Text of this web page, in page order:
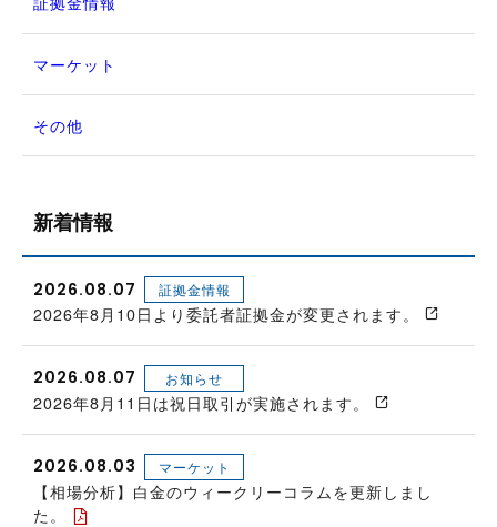
マーケット
その他
新着情報
2026.08.07 証拠金情報
2026年8月10日より委託者証拠金が変更されます。
2026.08.07 お知らせ
2026年8月11日は祝日取引が実施されます。
2026.08.03 マーケット
【相場分析】白金のウィークリーコラムを更新しまし
た。